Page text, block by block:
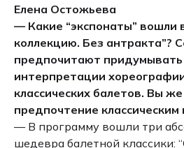
Елена Остожьева
— Какие “экспонаты” вошли
коллекцию. Без антракта”?
предпочитают
интерпретации
классических балетов. Вы
предпочтение классическим
— В программу вошли три
шедевра балетной классики: